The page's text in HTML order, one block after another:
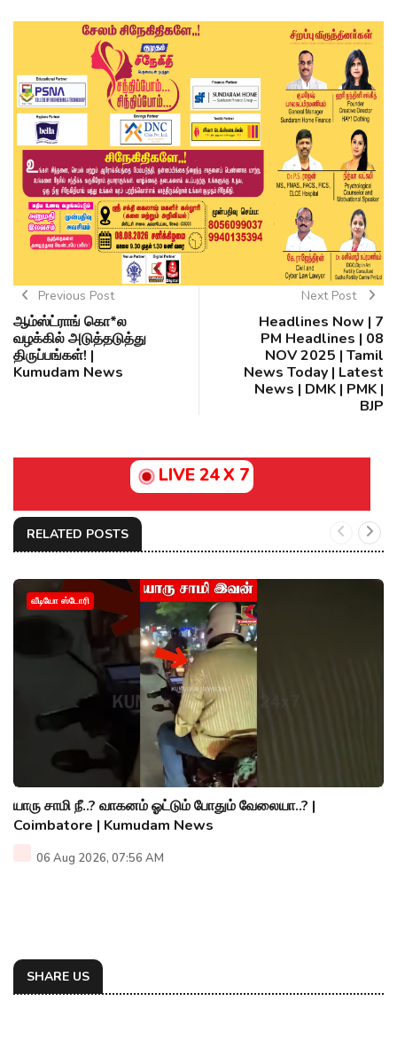
Previous Post
ஆம்ஸ்ட்ராங் கொ*ல
வழக்கில் அடுத்தடுத்து
திருப்பங்கள்! |
Kumudam News
Next Post
Headlines Now | 7
PM Headlines | 08
NOV 2025 | Tamil
News Today | Latest
News | DMK | PMK |
BJP
LIVE 24 X 7
RELATED POSTS
வீடியோ ஸ்டோரி
யாரு சாமி நீ..? வாகனம் ஓட்டும் போதும் வேலையா..? |
Coimbatore | Kumudam News
06 Aug 2026, 07:56 AM
SHARE US